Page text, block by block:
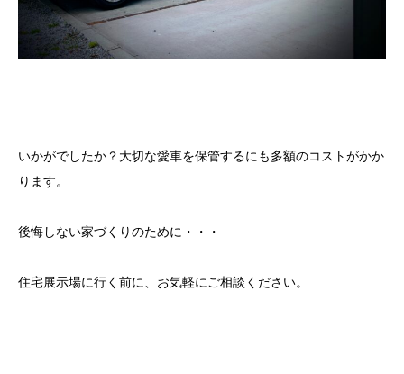
いかがでしたか？大切な愛車を保管するにも多額のコストがかか
ります。
後悔しない家づくりのために・・・
住宅展示場に行く前に、お気軽にご相談ください。